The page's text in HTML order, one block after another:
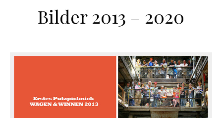
Bilder 2013 – 2020